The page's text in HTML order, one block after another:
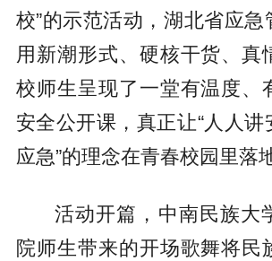
校”的示范活动，湖北省应急
用新潮形式、硬核干货、真
校师生呈现了一堂有温度、
安全公开课，真正让“人人讲
应急”的理念在青春校园里落
活动开篇，中南民族大
院师生带来的开场歌舞将民